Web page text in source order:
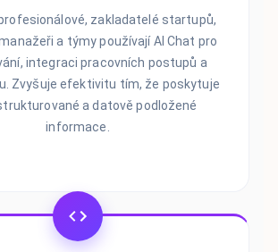
zakladatelé startupů,
a týmy používají AI Chat pro
integraci pracovních postupů a
Zvyšuje efektivitu tím, že poskytuje
a datově podložené
informace.